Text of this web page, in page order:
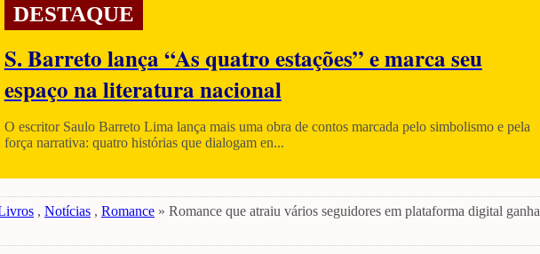
DESTAQUE
S. Barreto lança “As quatro estações” e marca seu
espaço na literatura nacional
O escritor Saulo Barreto Lima lança mais uma obra de contos marcada pelo simbolismo e pela
força narrativa: quatro histórias que dialogam en...
, Notícias , Romance » Romance que atraiu vários seguidores em plataforma digital ganha